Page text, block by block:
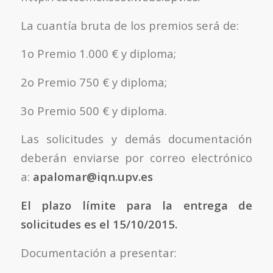
La cuantía bruta de los premios será de:
1o Premio 1.000 € y diploma;
2o Premio 750 € y diploma;
3o Premio 500 € y diploma.
Las solicitudes y demás documentación
deberán enviarse por correo electrónico
a: apalomar@iqn.upv.es
El plazo límite para la entrega de
solicitudes es el 15/10/2015.
Documentación a presentar: